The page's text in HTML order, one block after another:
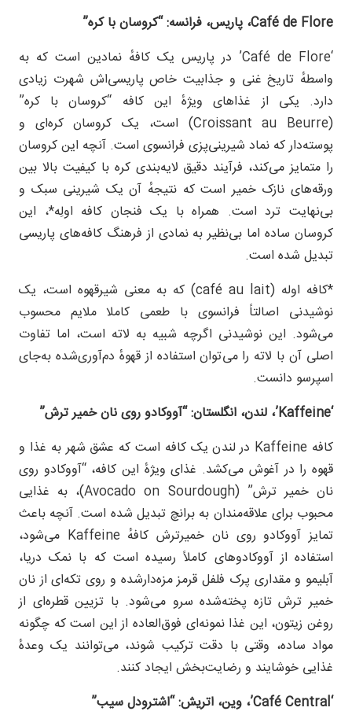
Café de Flore، پاریس، فرانسه: “کروسان با کره”
‘Café de Flore’ در پاریس یک کافهٔ نمادین است که به
واسطهٔ تاریخ غنی و جذابیت خاص پاریسی‌اش شهرت زیادی
دارد. یکی از غذاهای ویژهٔ این کافه “کروسان با کره”
(Croissant au Beurre) است، یک کروسان کره‌ای و
پوسته‌دار که نماد شیرینی‌پزی فرانسوی است. آنچه این کروسان
را متمایز می‌کند، فرآیند دقیق لایه‌بندی کره با کیفیت بالا بین
ورقه‌های نازک خمیر است که نتیجهٔ آن یک شیرینی سبک و
بی‌نهایت ترد است. همراه با یک فنجان کافه اولِه*، این
کروسان ساده اما بی‌نظیر به نمادی از فرهنگ کافه‌های پاریسی
تبدیل شده است.
*کافه اوله (café au lait) که به معنی شیرقهوه است، یک
نوشیدنی اصالتاً فرانسوی با طعمی کاملا ملایم محسوب
می‌شود. این نوشیدنی اگرچه شبیه به لاته است، اما تفاوت
اصلی آن با لاته را می‌توان استفاده از قهوهٔ دم‌آوری‌شده به‌جای
اسپرسو دانست.
‘Kaffeine
’، لندن، انگلستان: “آووکادو روی نان خمیر ترش”
کافه Kaffeine در لندن یک کافه است که عشق شهر به غذا و
قهوه‌ را در آغوش می‌کشد. غذای ویژهٔ این کافه، “آووکادو روی
نان خمیر ترش” (Avocado on Sourdough)، به غذایی
محبوب برای علاقه‌مندان به برانچ تبدیل شده است. آنچه باعث
تمایز آووکادو روی نان خمیرترش کافهٔ Kaffeine می‌شود،
استفاده از آووکادوهای کاملاً رسیده است که با نمک دریا،
آبلیمو و مقداری پرک فلفل قرمز مزه‌دارشده و روی تکه‌ای از نان
خمیر ترش تازه پخته‌شده سرو می‌شود. با تزیین قطره‌ای از
روغن زیتون، این غذا نمونه‌ای فوق‌العاده از این است که چگونه
مواد ساده، وقتی با دقت ترکیب شوند، می‌توانند یک وعدهٔ
غذایی خوشایند و رضایت‌بخش ایجاد کنند.
‘Café Central’
، وین، اتریش: “اشترودل سیب”